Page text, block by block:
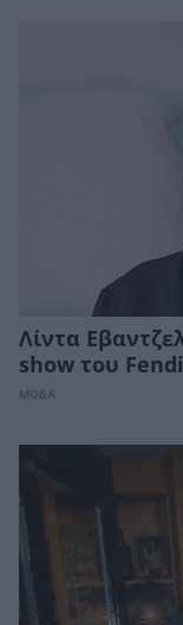
Λίντα
show του Fendi
ΜΟΔΑ